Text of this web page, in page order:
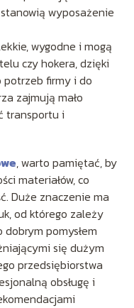
wyposażenie
wygodne i mogą
czy hokera, dzięki
potrzeb firmy i do
zajmują mało
transportu i
, warto pamiętać, by
materiałów, co
Duże znaczenie ma
od którego zależy
pomysłem
się dużym
przedsiębiorstwa
obsługę i